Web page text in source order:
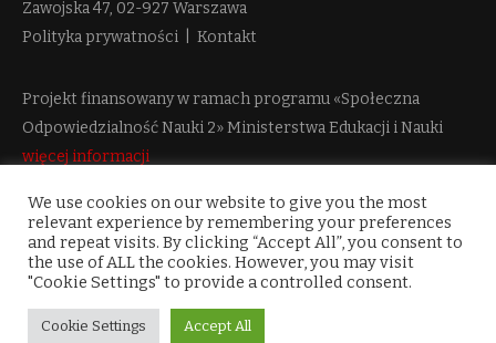
Zawojska 47, 02-927 Warszawa
Polityka prywatności
Kontakt
Projekt finansowany w ramach programu «Społeczna
Odpowiedzialność Nauki 2» Ministerstwa Edukacji i Nauki
więcej informacji
We use cookies on our website to give you the most
relevant experience by remembering your preferences
and repeat visits. By clicking “Accept All”, you consent to
the use of ALL the cookies. However, you may visit
"Cookie Settings" to provide a controlled consent.
Cookie Settings Accept All